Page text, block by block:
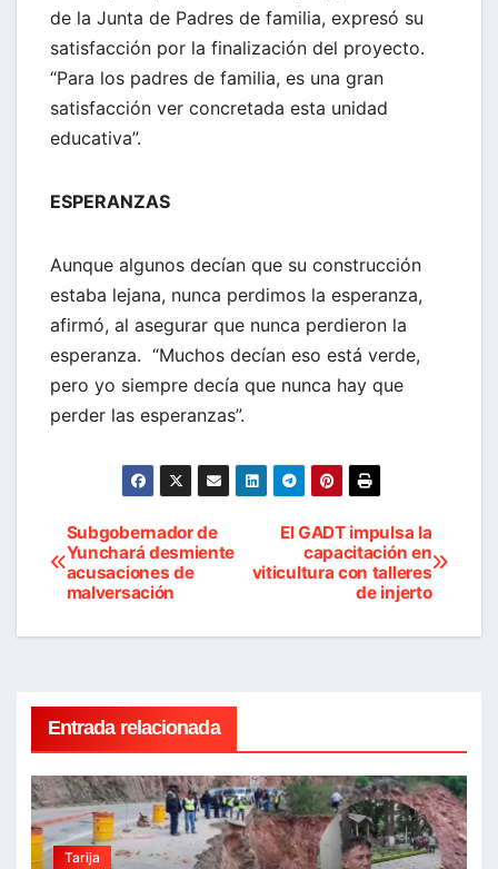
de la Junta de Padres de familia, expresó su
satisfacción por la finalización del proyecto.
“Para los padres de familia, es una gran
satisfacción ver concretada esta unidad
educativa”.
ESPERANZAS
Aunque algunos decían que su construcción
estaba lejana, nunca perdimos la esperanza,
afirmó, al asegurar que nunca perdieron la
esperanza. “Muchos decían eso está verde,
pero yo siempre decía que nunca hay que
perder las esperanzas”.
Navegación
de
entradas
El GADT impulsa la
capacitación en
viticultura con talleres
de injerto
Subgobernador de
Yunchará desmiente
acusaciones de
malversación
Entrada relacionada
Tarija